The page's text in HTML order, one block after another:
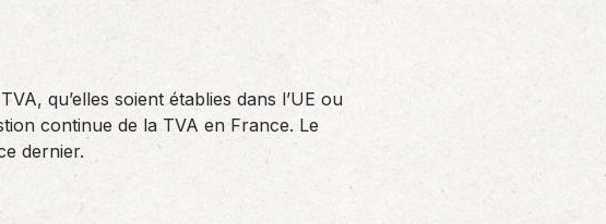
qu’elles soient établies dans l’UE ou
continue de la TVA en France. Le
dernier.